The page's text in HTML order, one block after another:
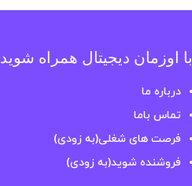
با اوزمان دیجیتال همراه شوید
درباره ما
تماس باما
فرصت های شغلی(به زودی)
فروشنده شوید(به زودی)